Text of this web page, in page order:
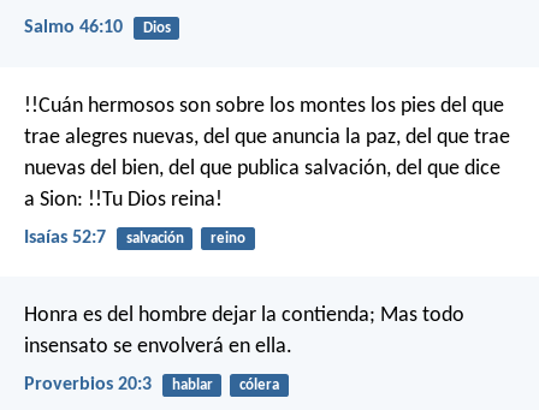
Salmo 46:10 Dios
!!Cuán hermosos son sobre los montes los pies del que
trae alegres nuevas, del que anuncia la paz, del que trae
nuevas del bien, del que publica salvación, del que dice
a Sion: !!Tu Dios reina!
Isaías 52:7 salvación reino
Honra es del hombre dejar la contienda; Mas todo
insensato se envolverá en ella.
Proverbios 20:3 hablar cólera